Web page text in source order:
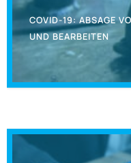
COVID-19: ABSAGE
ND BEARBEITEN